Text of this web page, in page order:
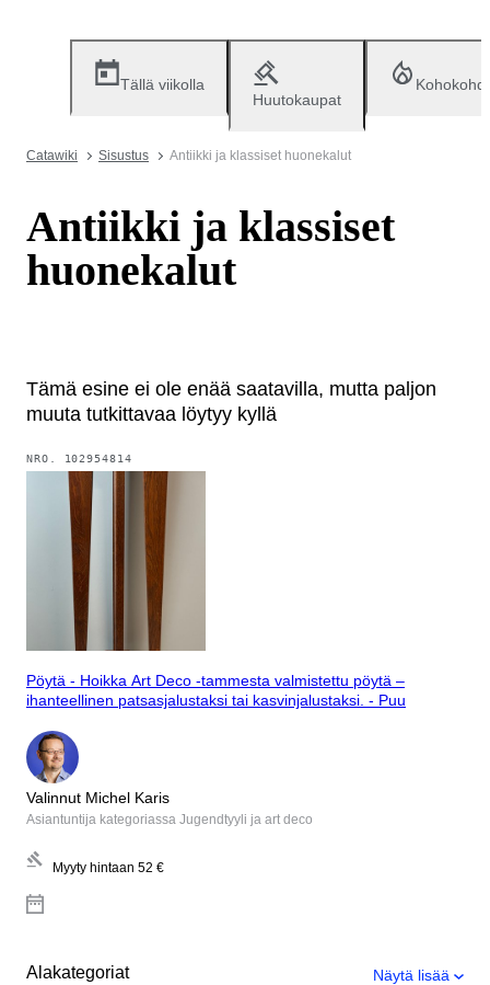
Tällä viikolla
Huutokaupat
Catawiki Sisustus Antiikki ja klassiset huonekalut
Antiikki ja klassiset
huonekalut
Tämä esine ei ole enää saatavilla, mutta paljon
muuta tutkittavaa löytyy kyllä
NRO. 102954814
Pöytä - Hoikka Art Deco -tammesta valmistettu pöytä –
ihanteellinen patsasjalustaksi tai kasvinjalustaksi. - Puu
Valinnut Michel Karis
Asiantuntija kategoriassa Jugendtyyli ja art deco
Myyty hintaan 52 €
Alakategoriat Näytä lisää